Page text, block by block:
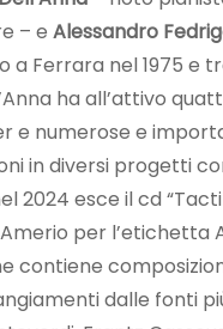
– e Alessandro
a Ferrara nel 1975 e
ha all’attivo
e numerose e
in diversi progetti
2024 esce il cd
per l’etichetta
contiene
dalle fonti